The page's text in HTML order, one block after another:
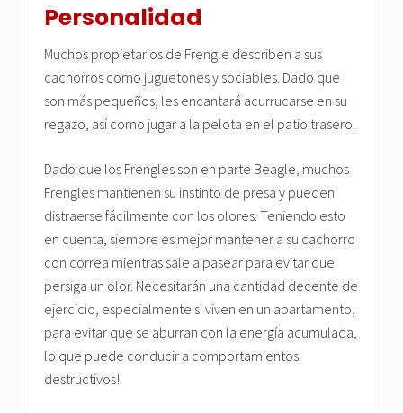
Personalidad
Muchos propietarios de Frengle describen a sus
cachorros como juguetones y sociables. Dado que
son más pequeños, les encantará acurrucarse en su
regazo, así como jugar a la pelota en el patio trasero.
Dado que los Frengles son en parte Beagle, muchos
Frengles mantienen su instinto de presa y pueden
distraerse fácilmente con los olores. Teniendo esto
en cuenta, siempre es mejor mantener a su cachorro
con correa mientras sale a pasear para evitar que
persiga un olor. Necesitarán una cantidad decente de
ejercicio, especialmente si viven en un apartamento,
para evitar que se aburran con la energía acumulada,
lo que puede conducir a comportamientos
destructivos!